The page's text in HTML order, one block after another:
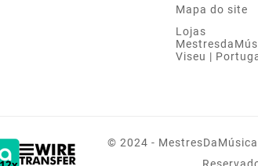
Mapa do site
Lojas
Viseu |
© 2024 -